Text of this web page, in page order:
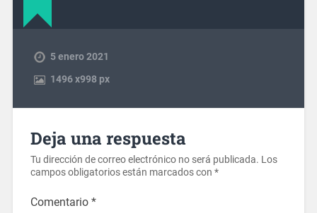
5 enero 2021
1496x998 px
Deja una respuesta
Tu dirección de correo electrónico no será publicada. Los
campos obligatorios están marcados con *
Comentario *